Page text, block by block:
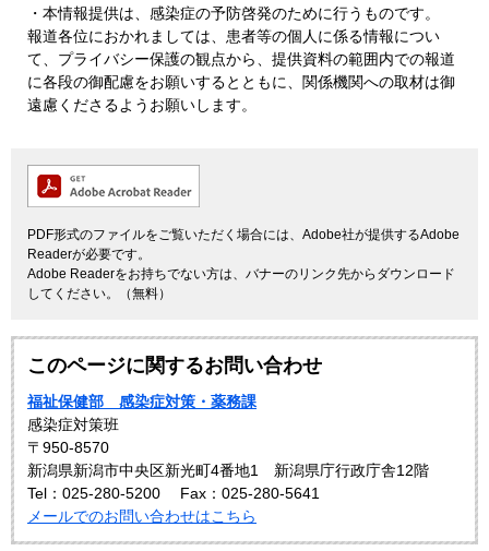
・本情報提供は、感染症の予防啓発のために行うものです。
報道各位におかれましては、患者等の個人に係る情報につい
て、プライバシー保護の観点から、提供資料の範囲内での報道
に各段の御配慮をお願いするとともに、関係機関への取材は御
遠慮くださるようお願いします。
PDF形式のファイルをご覧いただく場合には、Adobe社が提供するAdobe
Readerが必要です。
Adobe Readerをお持ちでない方は、バナーのリンク先からダウンロード
してください。（無料）
このページに関するお問い合わせ
福祉保健部 感染症対策・薬務課
感染症対策班
〒950-8570
新潟県新潟市中央区新光町4番地1 新潟県庁行政庁舎12階
Tel：025-280-5200
Fax：025-280-5641
メールでのお問い合わせはこちら